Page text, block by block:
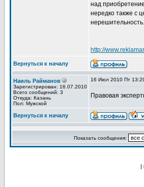
над
нередко также с
нерешительность.
http://
Вернуться к началу
Наиль Райманов
Зарегистрирован: 16.07.2010
Всего сообщений: 3
Откуда: Казань
Пол: Мужской
16 Июл 2010 Пт
Правовая
Вернуться к началу
Показать сообщения:
|